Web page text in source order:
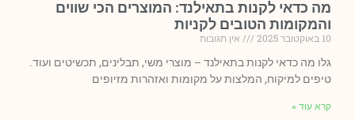
מה כדאי לקנות בתאילנד: המוצרים הכי שווים
והמקומות הטובים לקניות
10 באוקטובר 2025
אין תגובות
גלו מה כדאי לקנות בתאילנד – מוצרי משי, תבלינים, תכשיטים ועוד.
טיפים למיקוח, המלצות על מקומות ואזהרות מזיופים
קרא עוד »